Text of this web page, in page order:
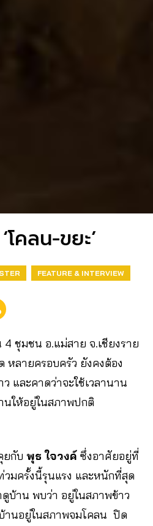
คลน-ขยะ’
FEATURE & INTERVIEW
4 ชุมชน อ.แม่สาย จ.เชียงราย
ลายครอบครัว ยังคงต้อง
และคาดว่าจะใช้เวลานาน
ให้อยู่ในสภาพปกติ
กับ พุธ ใจวงค์ ซึ่งอาศัยอยู่ที่
มครั้งนี้รุนแรง และหนักที่สุด
ดูบ้าน พบว่า อยู่ในสภาพข้าว
านอยู่ในสภาพจมโคลน ปิด